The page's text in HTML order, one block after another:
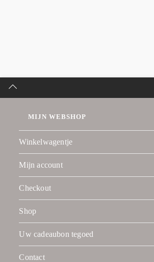
MIJN WEBSHOP
Winkelwagentje
Mijn account
Checkout
Shop
Uw cadeaubon tegoed
Contact